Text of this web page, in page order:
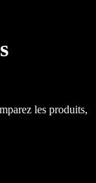
les produits,